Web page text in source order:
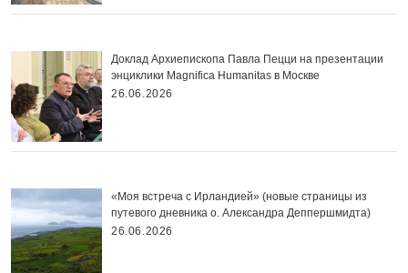
Доклад Архиепископа Павла Пецци на презентации
энциклики Magnifica Нumanitas в Москве
26.06.2026
«Моя встреча с Ирландией» (новые страницы из
путевого дневника о. Александра Деппершмидта)
26.06.2026